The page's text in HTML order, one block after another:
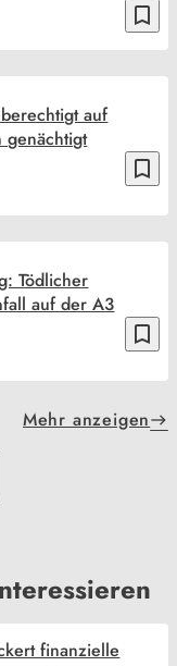
bookmark_border
bookmark_border
auf
genächtigt
bookmark_border
Tödlicher
auf der A3
Mehr anzeigen
finanzielle